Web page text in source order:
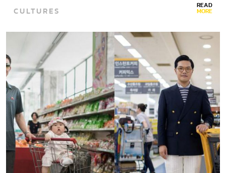
CULTURES READ
MORE